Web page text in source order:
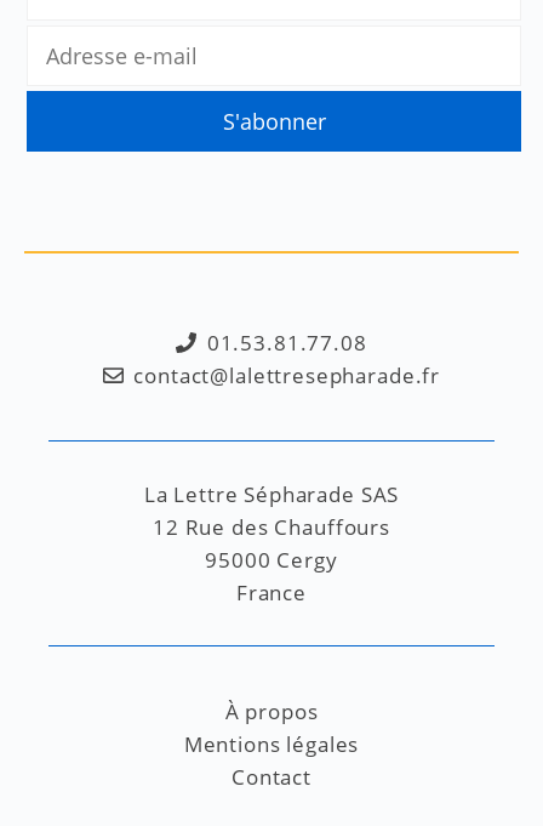
01.53.81.77.08
contact@lalettresepharade.fr
La Lettre Sépharade SAS
12 Rue des Chauffours
95000 Cergy
France
À propos
Mentions légales
Contact